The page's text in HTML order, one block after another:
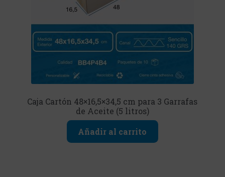
Caja Cartón 48×16,5×34,5 cm para 3 Garrafas
de Aceite (5 litros)
Añadir al carrito